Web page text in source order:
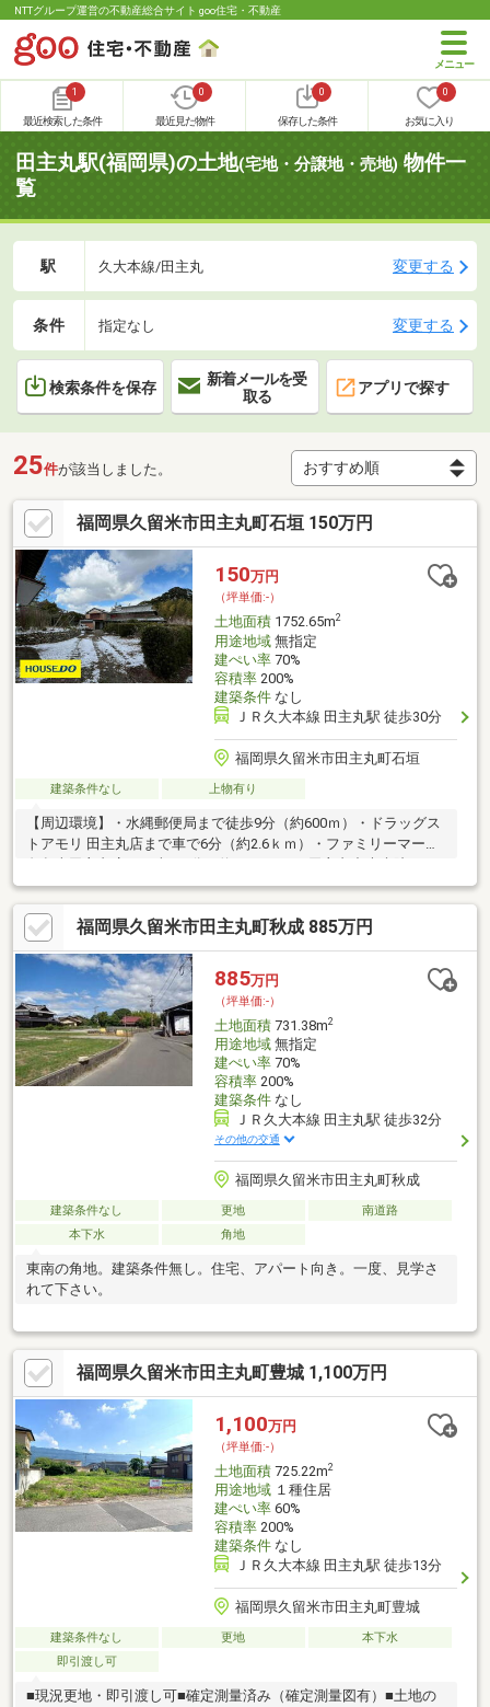
NTTグループ運営の不動産総合サイト goo住宅・不動産
1
最近検索した条件
0
最近見た物件
0
保存した条件
0
お気に入り
田主丸駅(福岡県)の土地(宅地・分譲地・売地) 物件一
覧
駅 久大本線/田主丸 変更する
条件 指定なし 変更する
検索条件を保存
新着メールを受
取る
アプリで探す
25件が該当しました。
福岡県久留米市田主丸町石垣 150万円
150万円
（坪単価:-）
土地面積1752.65m2
用途地域無指定
建ぺい率70%
容積率200%
建築条件なし
ＪＲ久大本線 田主丸駅 徒歩30分
福岡県久留米市田主丸町石垣
建築条件なし 上物有り
【周辺環境】・水縄郵便局まで徒歩9分（約600ｍ）・ドラッグス
トアモリ 田主丸店まで車で6分（約2.6ｋｍ）・ファミリーマート
久留米田主丸店まで車で6分（約3.2ｋｍ）・田主丸中央病院まで
車で6分（約3.2ｋｍ）・ザ・ビッグ 田主丸店まで車で10分（約5.0
ｋｍ）
福岡県久留米市田主丸町秋成 885万円
885万円
（坪単価:-）
土地面積731.38m2
用途地域無指定
建ぺい率70%
容積率200%
建築条件なし
ＪＲ久大本線 田主丸駅 徒歩32分
その他の交通
福岡県久留米市田主丸町秋成
建築条件なし 更地
南道路
本下水
角地
東南の角地。建築条件無し。住宅、アパート向き。一度、見学さ
れて下さい。
福岡県久留米市田主丸町豊城 1,100万円
1,100万円
（坪単価:-）
土地面積725.22m2
用途地域１種住居
建ぺい率60%
容積率200%
建築条件なし
ＪＲ久大本線 田主丸駅 徒歩13分
福岡県久留米市田主丸町豊城
建築条件なし 更地
本下水
即引渡し可
■現況更地・即引渡し可■確定測量済み（確定測量図有）■土地の